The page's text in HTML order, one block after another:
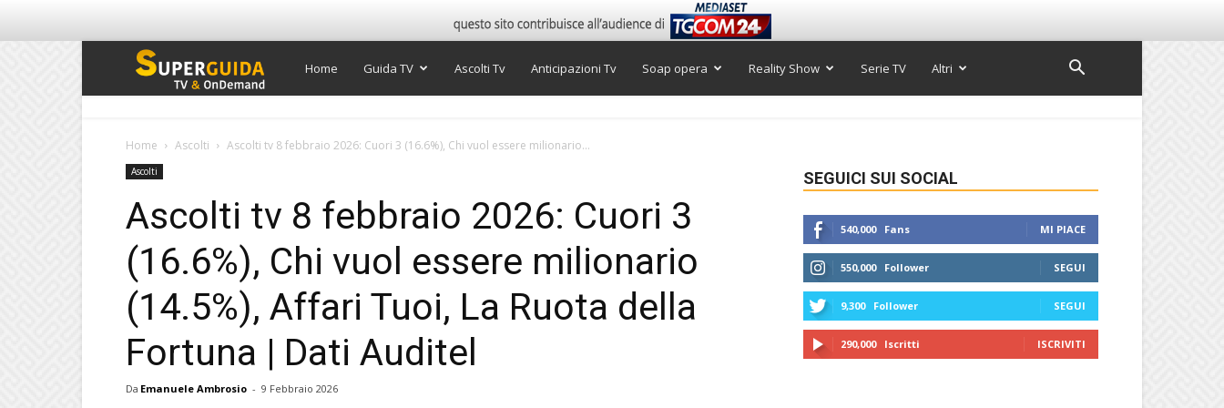
Super
Home Guida TV Ascolti Tv Anticipazioni Tv Soap opera Reality Show Serie TV Altri
Home Ascolti Ascolti tv 8 febbraio 2026: Cuori 3 (16.6%), Chi vuol essere milionario...
Ascolti
Ascolti tv 8 febbraio 2026: Cuori 3
(16.6%), Chi vuol essere milionario
(14.5%), Affari Tuoi, La Ruota della
Fortuna | Dati Auditel
Da Emanuele Ambrosio - 9 Febbraio 2026
SEGUICI SUI SOCIAL
540,000 Fans MI PIACE
550,000 Follower SEGUI
9,300 Follower SEGUI
290,000 Iscritti ISCRIVITI